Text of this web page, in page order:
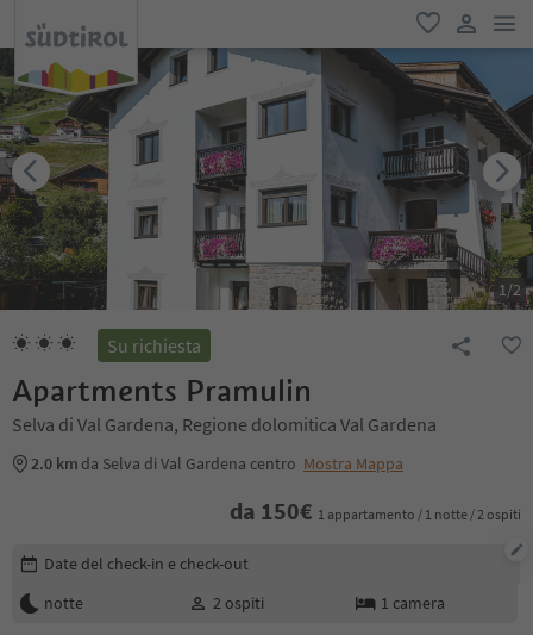
favoriti
user link
1/2
Su richiesta
Apartments Pramulin
Selva di Val Gardena, Regione dolomitica Val Gardena
2.0 km da Selva di Val Gardena centro Mostra Mappa
da 150€ 1 appartamento / 1 notte / 2 ospiti
Modifica i dettagli della prenotazione
Date del check-in e check-out
notte
2 ospiti 1 camera